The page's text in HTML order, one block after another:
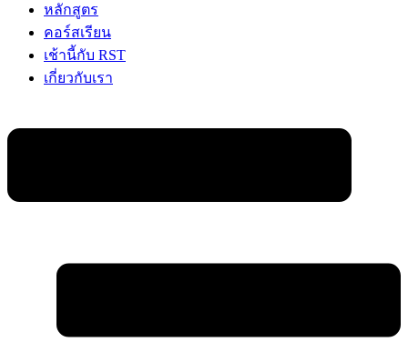
หลักสูตร
คอร์สเรียน
เช้านี้กับ RST
เกี่ยวกับเรา